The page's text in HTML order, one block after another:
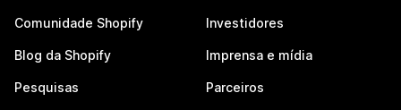
Comunidade Shopify
Blog da Shopify
Pesquisas
Investidores
Imprensa e mídia
Parceiros